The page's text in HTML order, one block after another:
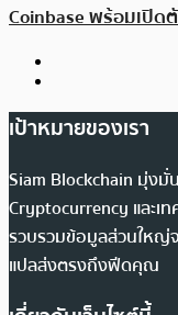
Coinbase พร้อมเปิด
เป้าหมายของเรา
Siam Blockchain มุ่งมั่
Cryptocurrency และเ
รวบรวมข้อมูลส่วนใหญ่จ
แปลส่งตรงถึงฟีดคุณ